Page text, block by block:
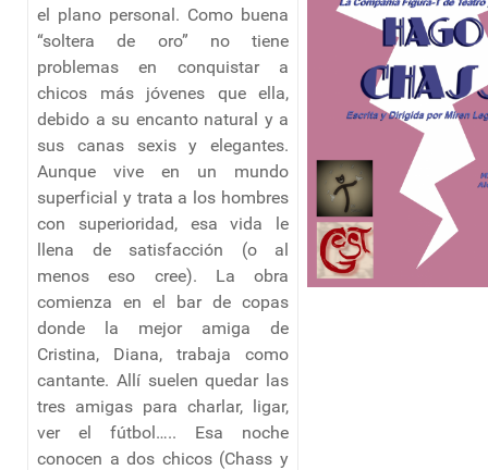
el plano personal. Como buena
“soltera de oro” no tiene
problemas en conquistar a
chicos más jóvenes que ella,
debido a su encanto natural y a
sus canas sexis y elegantes.
Aunque vive en un mundo
superficial y trata a los hombres
con superioridad, esa vida le
llena de satisfacción (o al
menos eso cree). La obra
comienza en el bar de copas
donde la mejor amiga de
Cristina, Diana, trabaja como
cantante. Allí suelen quedar las
tres amigas para charlar, ligar,
ver el fútbol….. Esa noche
conocen a dos chicos (Chass y